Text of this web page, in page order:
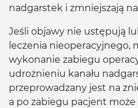
nadgarstek i zmniejszają
Jeśli objawy nie ustępują
leczenia nieoperacyjnego,
wykonanie zabiegu
udrożnieniu kanału
przeprowadzany jest na
a po zabiegu pacjent